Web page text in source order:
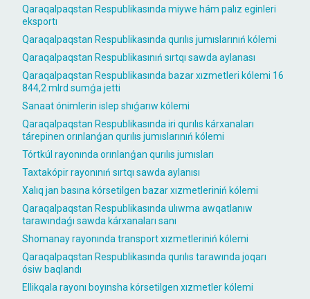
Qaraqalpaqstan Respublikasında miywe hám palız eginleri
eksportı
Qaraqalpaqstan Respublikasında qurılıs jumıslarınıń kólemi
Qaraqalpaqstan Respublikasınıń sırtqı sawda aylanası
Qaraqalpaqstan Respublikasında bazar xızmetleri kólemi 16
844,2 mlrd sumǵa jetti
Sanaat ónimlerin islep shıǵarıw kólemi
Qaraqalpaqstan Respublikasında iri qurılıs kárxanaları
tárepinen orınlanǵan qurılıs jumıslarınıń kólemi
Tórtkúl rayonında orınlanǵan qurılıs jumısları
Taxtakópir rayonınıń sırtqı sawda aylanısı
Xalıq jan basına kórsetilgen bazar xızmetleriniń kólemi
Qaraqalpaqstan Respublikasında ulıwma awqatlanıw
tarawındaǵı sawda kárxanaları sanı
Shomanay rayonında transport xızmetleriniń kólemi
Qaraqalpaqstan Respublikasında qurılıs tarawında joqarı
ósiw baqlandı
Ellikqala rayonı boyınsha kórsetilgen xızmetler kólemi